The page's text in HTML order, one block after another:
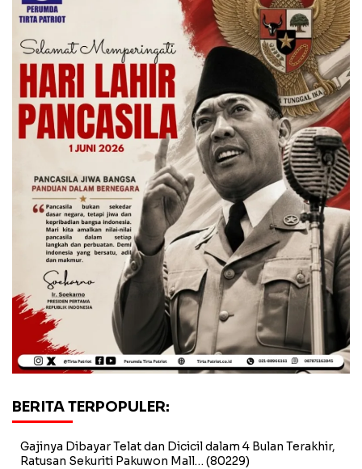
BERITA TERPOPULER:
Gajinya Dibayar Telat dan Dicicil dalam 4 Bulan Terakhir,
Ratusan Sekuriti Pakuwon Mall… (80229)